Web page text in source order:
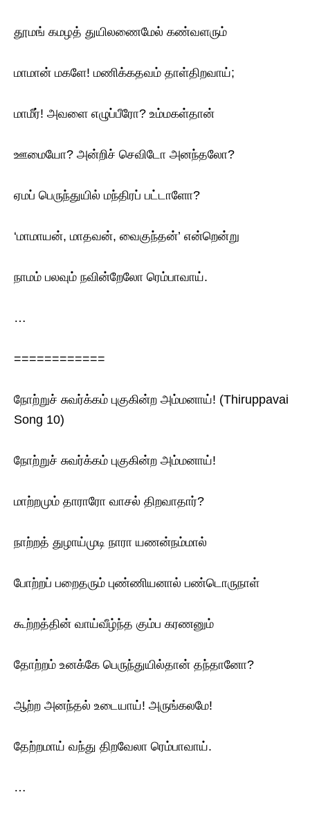
தூமங் கமழத் துயிலணைமேல் கண்வளரும்
மாமான் மகளே! மணிக்கதவம் தாள்திறவாய்;
மாமீர்! அவளை எழுப்பீரோ? உம்மகள்தான்
ஊமையோ? அன்றிச் செவிடோ அனந்தலோ?
ஏமப் பெருந்துயில் மந்திரப் பட்டாளோ?
‘மாமாயன், மாதவன், வைகுந்தன்’ என்றென்று
நாமம் பலவும் நவின்றேலோ ரெம்பாவாய்.
…
============
நோற்றுச் சுவர்க்கம் புகுகின்ற அம்மனாய்! (Thiruppavai
Song 10)
நோற்றுச் சுவர்க்கம் புகுகின்ற அம்மனாய்!
மாற்றமும் தாராரோ வாசல் திறவாதார்?
நாற்றத் துழாய்முடி நாரா யணன்நம்மால்
போற்றப் பறைதரும் புண்ணியனால் பண்டொருநாள்
கூற்றத்தின் வாய்வீழ்ந்த கும்ப கரணனும்
தோற்றம் உனக்கே பெருந்துயில்தான் தந்தானோ?
ஆற்ற அனந்தல் உடையாய்! அருங்கலமே!
தேற்றமாய் வந்து திறவேலா ரெம்பாவாய்.
…